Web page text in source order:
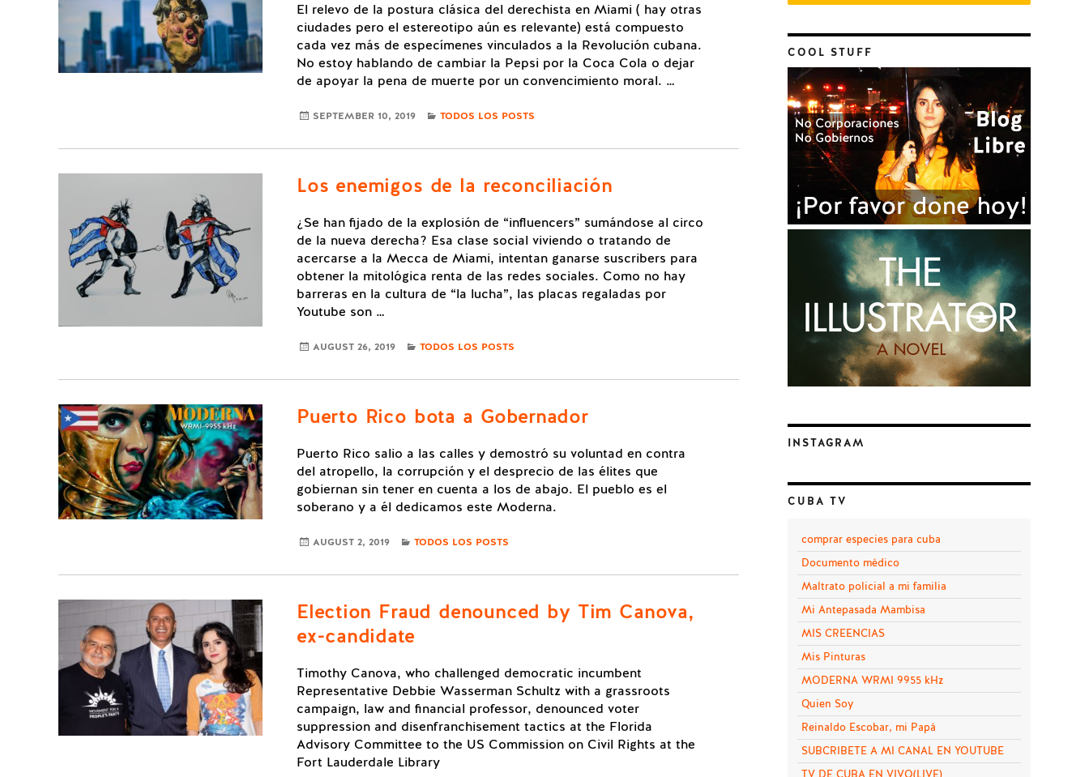
El relevo de la postura clásica del derechista en Miami ( hay otras
ciudades pero el estereotipo aún es relevante) está compuesto
cada vez más de especímenes vinculados a la Revolución cubana.
No estoy hablando de cambiar la Pepsi por la Coca Cola o dejar
de apoyar la pena de muerte por un convencimiento moral. …
SEPTEMBER 10, 2019 CATEGORIES
TODOS LOS POSTS
Los enemigos de la reconciliación
¿Se han fijado de la explosión de “influencers” sumándose al circo
de la nueva derecha? Esa clase social viviendo o tratando de
acercarse a la Mecca de Miami, intentan ganarse suscribers para
obtener la mitológica renta de las redes sociales. Como no hay
barreras en la cultura de “la lucha”, las placas regaladas por
Youtube son …
AUGUST 26, 2019 CATEGORIES
TODOS LOS POSTS
Puerto Rico bota a Gobernador
Puerto Rico salio a las calles y demostró su voluntad en contra
del atropello, la corrupción y el desprecio de las élites que
gobiernan sin tener en cuenta a los de abajo. El pueblo es el
soberano y a él dedicamos este Moderna.
AUGUST 2, 2019 CATEGORIES
TODOS LOS POSTS
Election Fraud denounced by Tim Canova,
ex-candidate
Timothy Canova, who challenged democratic incumbent
Representative Debbie Wasserman Schultz with a grassroots
campaign, law and financial professor, denounced voter
suppression and disenfranchisement tactics at the Florida
Advisory Committee to the US Commission on Civil Rights at the
Fort Lauderdale Library
COOL STUFF
INSTAGRAM
CUBA TV
comprar especies para cuba
Documento médico
Maltrato policial a mi familia
Mi Antepasada Mambisa
MIS CREENCIAS
Mis Pinturas
MODERNA WRMI 9955 kHz
Quien Soy
Reinaldo Escobar, mi Papá
SUBCRIBETE A MI CANAL EN YOUTUBE